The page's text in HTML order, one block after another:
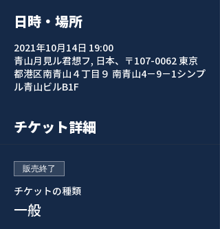
日時・場所
2021年10月14日 19:00
青山月見ル君想フ, 日本、〒107-0062 東京
都港区南青山４丁目９ 南青山4−9−1シンプ
ル青山ビルB1F
チケット詳細
販売終了
チケットの種類
一般